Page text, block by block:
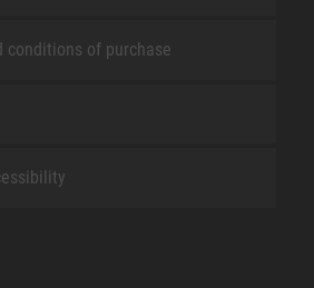
conditions of purchase